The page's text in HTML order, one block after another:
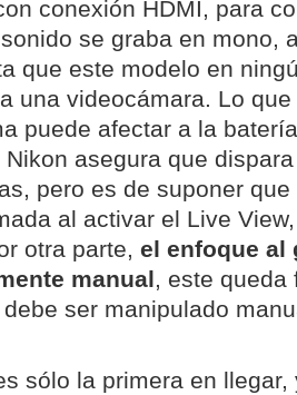
conexión HDMI, para
se graba en mono,
que este modelo en
una videocámara. Lo
puede afectar a la
Nikon asegura que
pero es de suponer
al activar el Live
otra parte, el enfoque al
manual, este queda
ser manipulado
sólo la primera en llegar,